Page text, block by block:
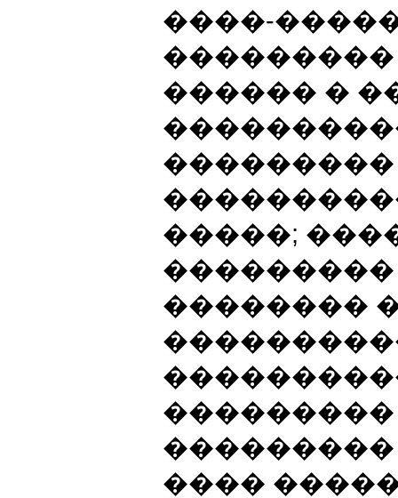
����-
������ �
�����;
��������
���������
����